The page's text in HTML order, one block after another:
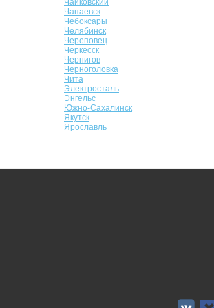
Чайковский
Чапаевск
Чебоксары
Челябинск
Череповец
Черкесск
Чернигов
Черноголовка
Чита
Электросталь
Энгельс
Южно-Сахалинск
Якутск
Ярославль